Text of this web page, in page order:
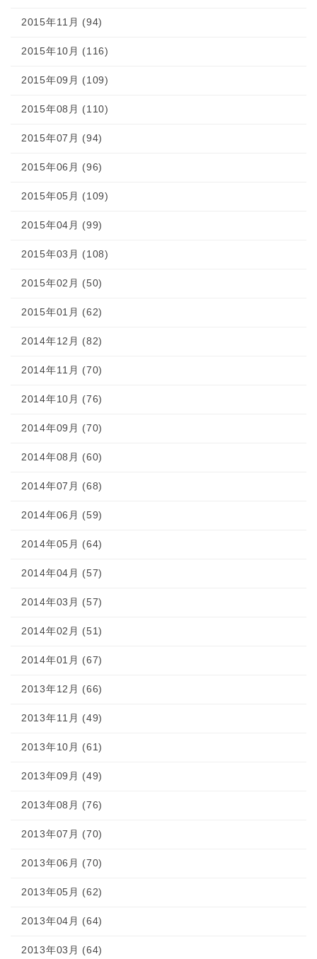
2015年11月 (94)
2015年10月 (116)
2015年09月 (109)
2015年08月 (110)
2015年07月 (94)
2015年06月 (96)
2015年05月 (109)
2015年04月 (99)
2015年03月 (108)
2015年02月 (50)
2015年01月 (62)
2014年12月 (82)
2014年11月 (70)
2014年10月 (76)
2014年09月 (70)
2014年08月 (60)
2014年07月 (68)
2014年06月 (59)
2014年05月 (64)
2014年04月 (57)
2014年03月 (57)
2014年02月 (51)
2014年01月 (67)
2013年12月 (66)
2013年11月 (49)
2013年10月 (61)
2013年09月 (49)
2013年08月 (76)
2013年07月 (70)
2013年06月 (70)
2013年05月 (62)
2013年04月 (64)
2013年03月 (64)